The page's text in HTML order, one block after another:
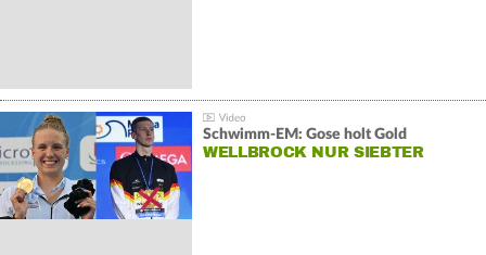
Schwimm-EM: Gose holt Gold
WELLBROCK NUR SIEBTER